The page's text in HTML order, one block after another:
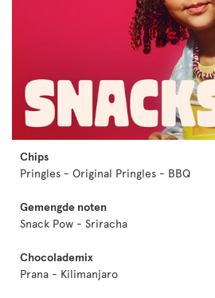
Chips
Pringles - Original Pringles - BBQ
Gemengde noten
Snack Pow - Sriracha
Chocolademix
Prana - Kilimanjaro